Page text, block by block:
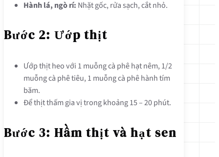
Hành lá, ngò rí: Nhặt gốc, rửa sạch, cắt nhỏ.
Bước 2: Ướp thịt
Ướp thịt heo với 1 muỗng cà phê hạt nêm, 1/2
muỗng cà phê tiêu, 1 muỗng cà phê hành tím
băm.
Để thịt thấm gia vị trong khoảng 15 – 20 phút.
Bước 3: Hầm thịt và hạt sen